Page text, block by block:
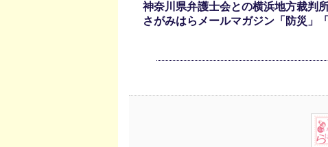
神奈川県弁護士会との横浜地方裁判
さがみはらメールマガジン「防災」